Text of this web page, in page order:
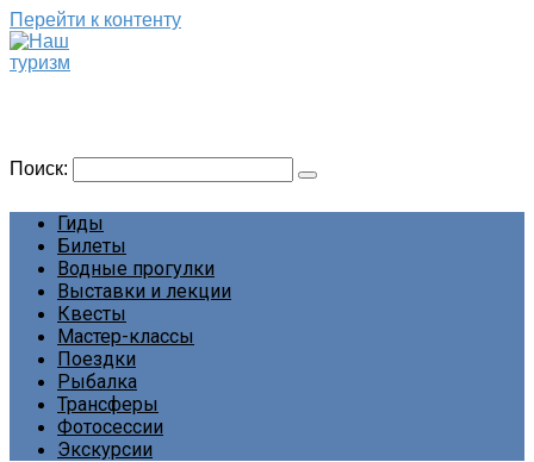
Перейти к контенту
Поиск:
Гиды
Билеты
Водные прогулки
Выставки и лекции
Квесты
Мастер-классы
Поездки
Рыбалка
Трансферы
Фотосессии
Экскурсии